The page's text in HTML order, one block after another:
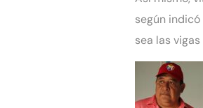
según
sea las